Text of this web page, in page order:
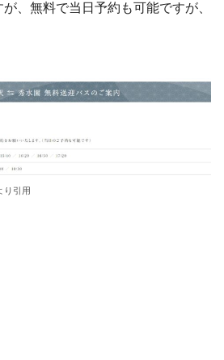
、無料で当日予約も可能ですが、
り引用